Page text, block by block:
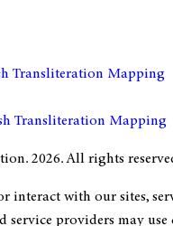
Transliteration Mapping
Transliteration Mapping
2026. All rights
interact with our sites,
service providers may